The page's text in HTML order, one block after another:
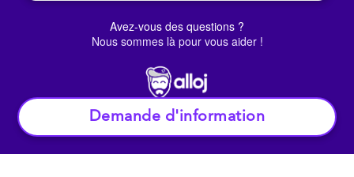
Demande d'information
Avez-vous des questions ?
Nous sommes là pour vous aider !
© Alloj.2022 Tous droits réservés